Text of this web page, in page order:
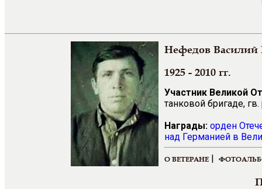
Нефедов Василий
1925 - 2010 гг.
Участник Великой
танковой бригаде,
Награды: орден
над Германией в
О ВЕТЕРАНЕ |